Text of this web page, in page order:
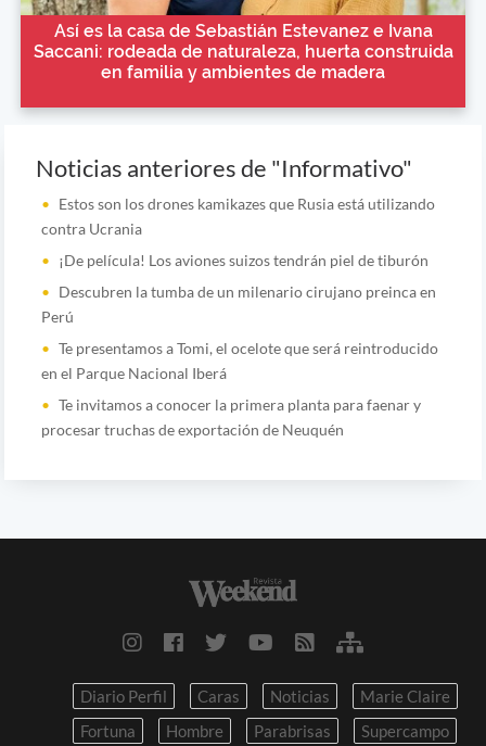
Así es la casa de Sebastián Estevanez e Ivana
Saccani: rodeada de naturaleza, huerta construida
en familia y ambientes de madera
Noticias anteriores de "Informativo"
Estos son los drones kamikazes que Rusia está utilizando
contra Ucrania
¡De película! Los aviones suizos tendrán piel de tiburón
Descubren la tumba de un milenario cirujano preinca en
Perú
Te presentamos a Tomi, el ocelote que será reintroducido
en el Parque Nacional Iberá
Te invitamos a conocer la primera planta para faenar y
procesar truchas de exportación de Neuquén
Diario Perfil Caras Noticias
Marie Claire
Fortuna
Hombre Parabrisas Supercampo